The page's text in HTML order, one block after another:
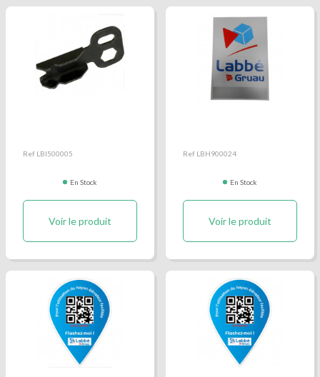
Ref LBI500005
En Stock
Voir le produit
Ref LBH900024
En Stock
Voir le produit